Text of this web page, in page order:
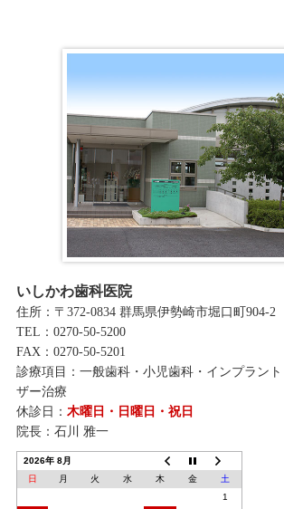
いしかわ歯科医院
住所：〒372-0834 群馬県伊勢崎市堀口町904-2
TEL：0270-50-5200
FAX：0270-50-5201
診療項目：一般歯科・小児歯科・インプラン
ザー治療
休診日： 木曜日・日曜日・祝日
院長：石川 雅一
2026年 8月
日
月 火 水 木 金
土
1